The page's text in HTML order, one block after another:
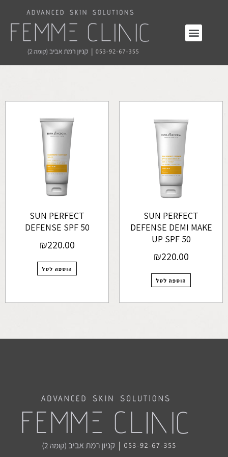
SUN PERFECT
DEFENSE DEMI MAKE
UP SPF 50
₪220.00
הוספה לסל
SUN PERFECT
DEFENSE SPF 50
₪220.00
הוספה לסל